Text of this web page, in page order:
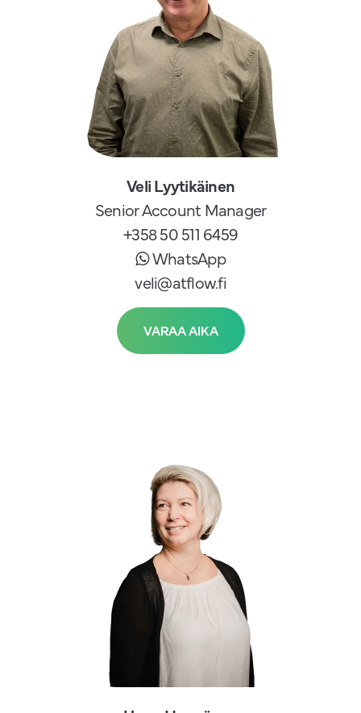
Veli Lyytikäinen
Senior Account Manager
+358 50 511 6459
WhatsApp
veli@atflow.fi
VARAA AIKA